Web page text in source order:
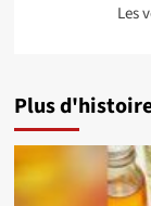
Les
Plus